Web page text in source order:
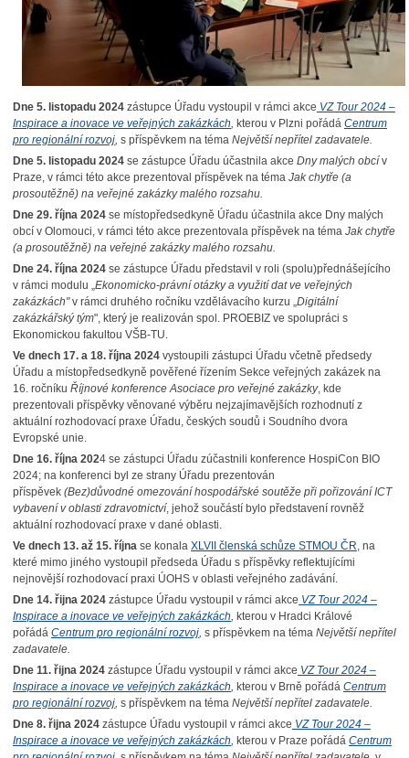
Dne 5. listopadu 2024zástupce Úřadu vystoupil v rámci akce VZ Tour 2024 –
Inspirace a inovace ve veřejných zakázkách, kterou v Plzni pořádá Centrum
pro regionální rozvoj, s příspěvkem na téma Největší nepřítel zadavatele.
Dne 5. listopadu 2024se zástupce Úřadu účastnila akce Dny malých obcí v
Praze, v rámci této akce prezentoval příspěvek na téma Jak chytře (a
prosoutěžně) na veřejné zakázky malého rozsahu.
Dne 29. října 2024 se místopředsedkyně Úřadu účastnila akce Dny malých
obcí v Olomouci, v rámci této akce prezentovala příspěvek na téma Jak chytře
(a prosoutěžně) na veřejné zakázky malého rozsahu.
Dne 24. října 2024se zástupce Úřadu představil v roli (spolu)přednášejícího
v rámci modulu „Ekonomicko-právní otázky a využití dat ve veřejných
zakázkách"v rámci druhého ročníku vzdělávacího kurzu „Digitální
zakázkářský tým", který je realizován spol. PROEBIZ ve spolupráci s
Ekonomickou fakultou VŠB-TU.
Ve dnech 17. a 18. října 2024vystoupili zástupci Úřadu včetně předsedy
Úřadu a místopředsedkyně pověřené řízením Sekce veřejných zakázek na
16. ročníku Říjnové konference Asociace pro veřejné zakázky, kde
prezentovali příspěvky věnované výběru nejzajímavějších rozhodnutí z
aktuální rozhodovací praxe Úřadu, českých soudů i Soudního dvora
Evropské unie.
Dne 16. října 2024 se zástupci Úřadu zúčastnili konference HospiCon BIO
2024; na konferenci byl ze strany Úřadu prezentován
příspěvek (Bez)důvodné omezování hospodářské soutěže při pořizování ICT
vybavení v oblasti zdravotnictví, jehož součástí bylo představení rovněž
aktuální rozhodovací praxe v dané oblasti.
Ve dnech 13. až 15. říjnase konala XLVII členská schůze STMOU ČR, na
které mimo jiného vystoupil předseda Úřadu s příspěvky reflektujícími
nejnovější rozhodovací praxi ÚOHS v oblasti veřejného zadávání.
Dne 14. řijna 2024zástupce Úřadu vystoupil v rámci akce VZ Tour 2024 –
Inspirace a inovace ve veřejných zakázkách, kterou v Hradci Králové
pořádá Centrum pro regionální rozvoj, s příspěvkem na téma Největší nepřítel
zadavatele.
Dne 11. řijna 2024zástupce Úřadu vystoupil v rámci akce VZ Tour 2024 –
Inspirace a inovace ve veřejných zakázkách, kterou v Brně pořádá Centrum
pro regionální rozvoj, s příspěvkem na téma Největší nepřítel zadavatele.
Dne 8. řijna 2024zástupce Úřadu vystoupil v rámci akce VZ Tour 2024 –
Inspirace a inovace ve veřejných zakázkách, kterou v Praze pořádá Centrum